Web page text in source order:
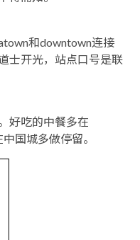
和downtown连接
士开光，站点口号是联
好吃的中餐多在
国城多做停留。